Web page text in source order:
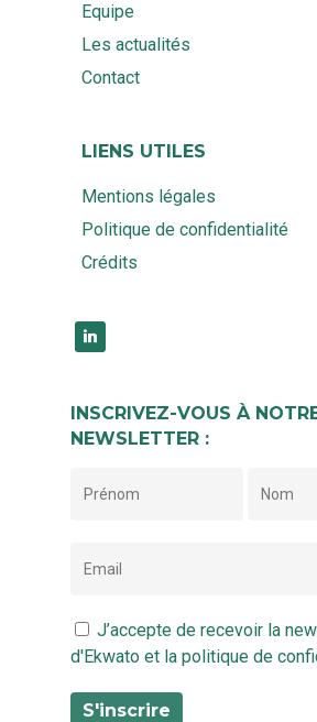
Equipe
Les actualités
Contact
LIENS UTILES
Mentions légales
Politique de confidentialité
Crédits
linkedin
INSCRIVEZ-VOUS À
NEWSLETTER :
J’accepte de recevoir la
d'Ekwato et la politique de